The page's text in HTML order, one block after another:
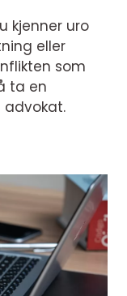
kjenner uro
eller
som
ta en
advokat.